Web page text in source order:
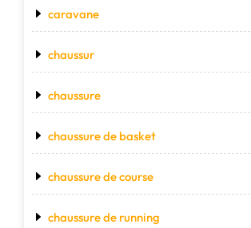
caravane
chaussur
chaussure
chaussure de basket
chaussure de course
chaussure de running